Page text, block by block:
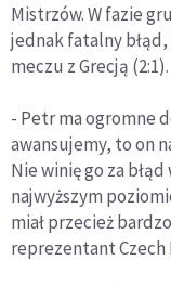
Mistrzów. W fazie
jednak fatalny
meczu z Grecją (2:1).
- Petr ma ogromne
awansujemy, to on
Nie winię go za
najwyższym
miał przecież
reprezentant Czech